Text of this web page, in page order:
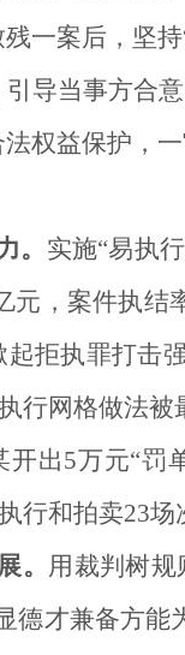
一案后，坚
导当事方合
权益保护，
。 实施“易执
元，案件执
拒执罪打击
行网格做法
开出5万元“
行和拍卖23
。 用裁判树
德才兼备方能